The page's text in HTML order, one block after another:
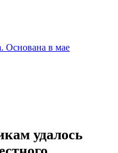
Основана в мае
удалось